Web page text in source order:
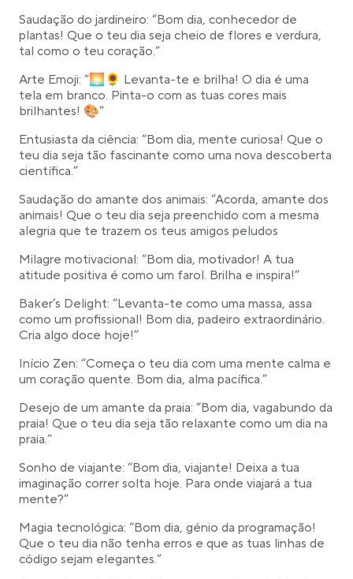
Saudação do jardineiro: “Bom dia, conhecedor de
plantas! Que o teu dia seja cheio de flores e verdura,
tal como o teu coração.”
Arte Emoji: “🌅🌻 Levanta-te e brilha! O dia é uma
tela em branco. Pinta-o com as tuas cores mais
brilhantes! 🎨”
Entusiasta da ciência: “Bom dia, mente curiosa! Que o
teu dia seja tão fascinante como uma nova descoberta
científica.”
Saudação do amante dos animais: “Acorda, amante dos
animais! Que o teu dia seja preenchido com a mesma
alegria que te trazem os teus amigos peludos
Milagre motivacional: “Bom dia, motivador! A tua
atitude positiva é como um farol. Brilha e inspira!”
Baker’s Delight: “Levanta-te como uma massa, assa
como um profissional! Bom dia, padeiro extraordinário.
Cria algo doce hoje!”
Início Zen: “Começa o teu dia com uma mente calma e
um coração quente. Bom dia, alma pacífica.”
Desejo de um amante da praia: “Bom dia, vagabundo da
praia! Que o teu dia seja tão relaxante como um dia na
praia.”
Sonho de viajante: “Bom dia, viajante! Deixa a tua
imaginação correr solta hoje. Para onde viajará a tua
mente?”
Magia tecnológica: “Bom dia, génio da programação!
Que o teu dia não tenha erros e que as tuas linhas de
código sejam elegantes.”